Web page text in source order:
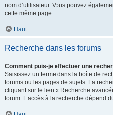
nom d’utilisateur. Vous pouvez
cette même page.
Haut
Recherche dans les forums
Comment puis-je effectuer une
Saisissez un terme dans la boîte de
forums ou les pages de sujets. La
cliquant sur le lien « Recherche
forum. L’accès à la recherche dépend